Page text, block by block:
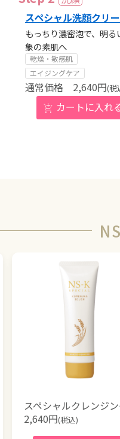
スペシャル洗顔クリ
もっちり濃密泡で、明る
象の素肌へ
乾燥・敏感肌
エイジングケア
2,640円(税
スペシャルクレンジ
2,640円(税込)